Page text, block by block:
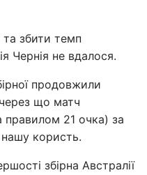
збити темп
Чернія не вдалося.
продовжили
що матч
21 очка) за
користь.
збірна Австралії